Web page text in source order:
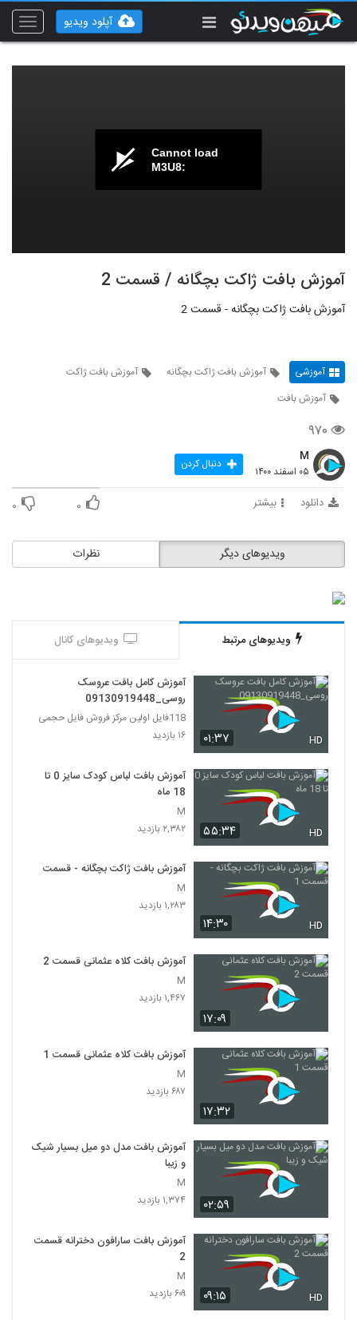
Toggle
آپلود ویدیو
Cannot load
M3U8:
آموزش بافت ژاکت بچگانه / قسمت 2
آموزش بافت ژاکت بچگانه - قسمت 2
آموزشی آموزش بافت ژاکت بچگانه
آموزش بافت ژاکت
آموزش بافت
۹۷۰
M
۰۵ اسفند ۱۴۰۰ دنبال کردن
دانلود بیشتر ۰ ۰
نظرات ویدیوهای دیگر
ویدیوهای مرتبط ویدیوهای کانال
۰۱:۳۷ HD
آموزش کامل بافت عروسک
روسی_09130919448
118فایل اولین مرکز فروش فایل حجمی
۱۶ بازدید
۵۵:۳۴ HD
آموزش بافت لباس کودک سایز 0 تا
18 ماه
M
۲,۳۸۲ بازدید
۱۴:۳۰ HD
آموزش بافت ژاکت بچگانه - قسمت 1
M
۱,۲۸۳ بازدید
۱۷:۰۹
آموزش بافت کلاه عثمانی قسمت 2
M
۱,۴۶۷ بازدید
۱۷:۳۲
آموزش بافت کلاه عثمانی قسمت 1
M
۶۸۷ بازدید
۰۲:۵۹
آموزش بافت مدل دو میل بسیار شیک
و زیبا
M
۱,۳۷۴ بازدید
۰۹:۱۵ HD
آموزش بافت سارافون دخترانه قسمت
2
M
۶۰۹ بازدید